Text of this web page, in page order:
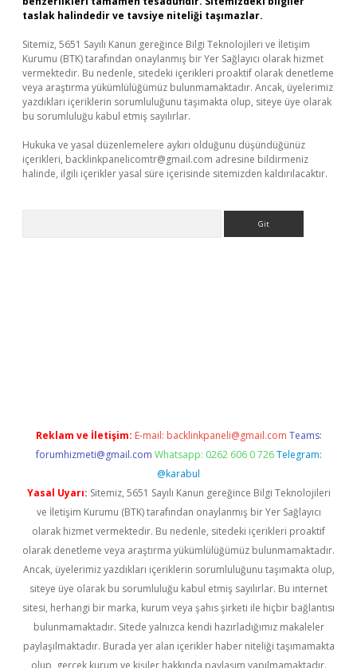
taslak halindedir ve tavsiye niteliği taşımazlar.
Sitemiz, 5651 Sayılı Kanun gereğince Bilgi Teknolojileri ve İletişim
Kurumu (BTK) tarafından onaylanmış bir Yer Sağlayıcı olarak hizmet
vermektedir. Bu nedenle, sitedeki içerikleri proaktif olarak denetleme
veya araştırma yükümlülüğümüz bulunmamaktadır. Ancak, üyelerimiz
yazdıkları içeriklerin sorumluluğunu taşımakta olup, siteye üye olarak
bu sorumluluğu kabul etmiş sayılırlar.
Hukuka ve yasal düzenlemelere aykırı olduğunu düşündüğünüz
içerikleri, backlinkpanelicomtr@gmail.com adresine bildirmeniz
halinde, ilgili içerikler yasal süre içerisinde sitemizden kaldırılacaktır.
Reklam ve İletişim: E-mail: backlinkpaneli@gmail.com Teams:
forumhizmeti@gmail.com Whatsapp: 0262 606 0 726 Telegram:
@karabul
Yasal Uyarı: Sitemiz, 5651 Sayılı Kanun gereğince Bilgi Teknolojileri
ve İletişim Kurumu (BTK) tarafından onaylanmış bir Yer Sağlayıcı
olarak hizmet vermektedir. Bu nedenle, sitedeki içerikleri proaktif
olarak denetleme veya araştırma yükümlülüğümüz bulunmamaktadır.
Ancak, üyelerimiz yazdıkları içeriklerin sorumluluğunu taşımakta olup,
siteye üye olarak bu sorumluluğu kabul etmiş sayılırlar. Bu internet
sitesi, herhangi bir marka, kurum veya şahıs şirketi ile hiçbir bağlantısı
bulunmamaktadır. Sitede yalnızca kendi hazırladığımız makaleler
paylaşılmaktadır. Burada yer alan içerikler haber niteliği taşımamakta
olup, gerçek kurum ve kişiler hakkında paylaşım yapılmamaktadır.